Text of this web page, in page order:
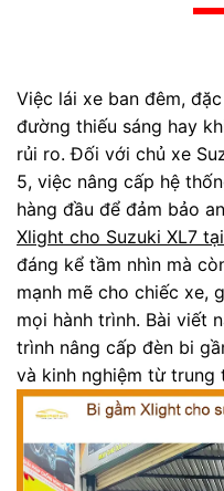
Việc lái xe ban đêm,
đường thiếu sáng hay
rủi ro. Đối với chủ xe
5, việc nâng cấp hệ
hàng đầu để đảm bảo
Xlight cho Suzuki XL7
đáng kể tầm nhìn mà
mạnh mẽ cho chiếc xe,
mọi hành trình. Bài viết
trình nâng cấp đèn bi
và kinh nghiệm từ trung